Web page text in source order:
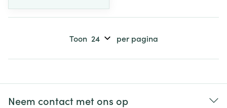
Toon per pagina
Neem contact met ons op